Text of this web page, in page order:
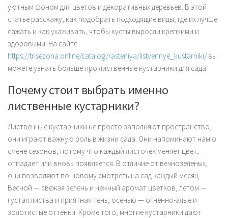
уютным фоном для цветов и декоративных деревьев. В этой
статье расскажу, как подобрать подходящие виды, где их лучше
сажать и как ухаживать, чтобы кусты выросли крепкими и
здоровыми. На сайте
https://trisezona.online/catalog/rasteniya/listvennye_kustarniki/ вы
можете узнать больше про лиственные кустарники для сада.
Почему стоит выбрать именно
лиственные кустарники?
Лиственные кустарники не просто заполняют пространство,
они играют важную роль в жизни сада. Они напоминают нам о
смене сезонов, потому что каждый листочек меняет цвет,
отпадает или вновь появляется. В отличие от вечнозеленых,
они позволяют по-новому смотреть на сад каждый месяц.
Весной — свежая зелень и нежный аромат цветков, летом —
густая листва и приятная тень, осенью — огненно-алые и
золотистые оттенки. Кроме того, многие кустарники дают